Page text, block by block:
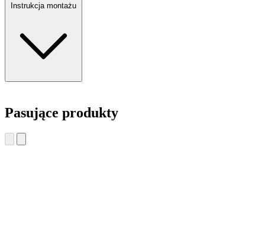
Instrukcja montażu
Pasujące produkty